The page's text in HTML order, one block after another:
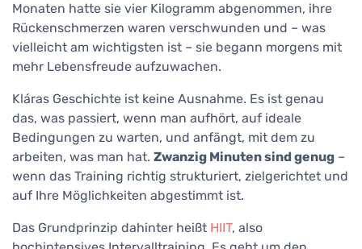
Monaten hatte sie vier Kilogramm abgenommen, ihre
Rückenschmerzen waren verschwunden und – was
vielleicht am wichtigsten ist – sie begann morgens mit
mehr Lebensfreude aufzuwachen.
Kláras Geschichte ist keine Ausnahme. Es ist genau
das, was passiert, wenn man aufhört, auf ideale
Bedingungen zu warten, und anfängt, mit dem zu
arbeiten, was man hat. Zwanzig Minuten sind genug –
wenn das Training richtig strukturiert, zielgerichtet und
auf Ihre Möglichkeiten abgestimmt ist.
Das Grundprinzip dahinter heißt HIIT, also